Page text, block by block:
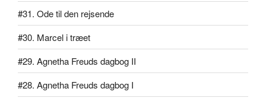
#31. Ode til den rejsende
#30. Marcel i træet
#29. Agnetha Freuds dagbog II
#28. Agnetha Freuds dagbog I